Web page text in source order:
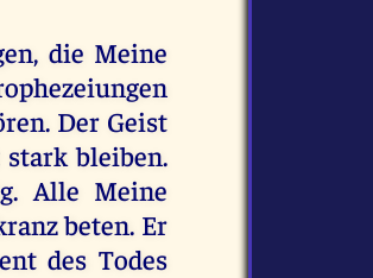
die Meine
Der Geist
bleiben.
Alle Meine
beten. Er
des Todes